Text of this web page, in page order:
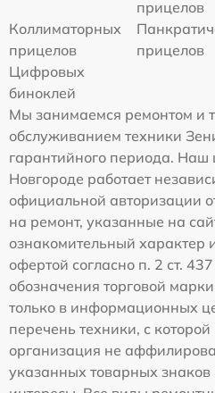
прицелов
Коллиматорных
прицелов
прицелов
Цифровых
биноклей
Мы занимаемся ремонтом и
обслуживанием техники
гарантийного периода.
Новгороде работает
официальной авторизации
на ремонт, указанные на
ознакомительный характер
офертой согласно п. 2 ст.
обозначения торговой
только в информационных
перечень техники, с
организация не
указанных товарных знаков